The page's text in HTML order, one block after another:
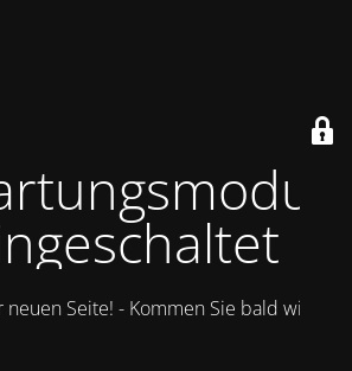
Seite! - Kommen Sie bald wieder.